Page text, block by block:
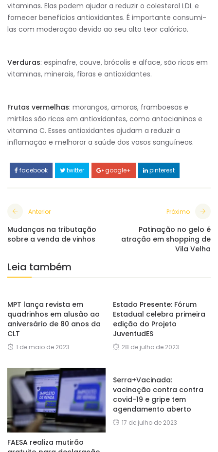
vitaminas. Elas podem ajudar a reduzir o colesterol LDL e
fornecer benefícios antioxidantes. É importante consumi-
las com moderação devido ao seu alto teor calórico.
Verduras: espinafre, couve, brócolis e alface, são ricas em
vitaminas, minerais, fibras e antioxidantes.
Frutas vermelhas: morangos, amoras, framboesas e
mirtilos são ricas em antioxidantes, como antocianinas e
vitamina C. Esses antioxidantes ajudam a reduzir a
inflamação e melhorar a saúde dos vasos sanguíneos.
facebook twitter google+ pinterest
Anterior
Mudanças na tributação
sobre a venda de vinhos
Próximo
Patinação no gelo é
atração em shopping de
Vila Velha
Leia também
MPT lança revista em
quadrinhos em alusão ao
aniversário de 80 anos da
CLT
1 de maio de 2023
Estado Presente: Fórum
Estadual celebra primeira
edição do Projeto
JuventudES
28 de julho de 2023
FAESA realiza mutirão
Serra+Vacinada:
vacinação contra contra
covid-19 e gripe tem
agendamento aberto
17 de julho de 2023